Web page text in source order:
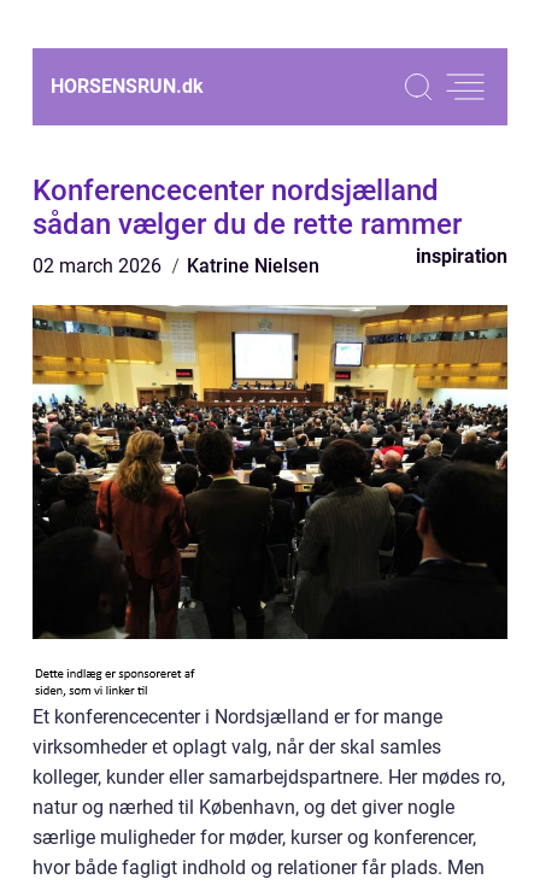
HORSENSRUN.dk
Konferencecenter nordsjælland
sådan vælger du de rette rammer
02 march 2026 Katrine Nielsen inspiration
Et konferencecenter i Nordsjælland er for mange
virksomheder et oplagt valg, når der skal samles
kolleger, kunder eller samarbejdspartnere. Her mødes ro,
natur og nærhed til København, og det giver nogle
særlige muligheder for møder, kurser og konferencer,
hvor både fagligt indhold og relationer får plads. Men